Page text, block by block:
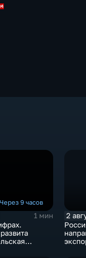
Через 9 часов
1 мин
2